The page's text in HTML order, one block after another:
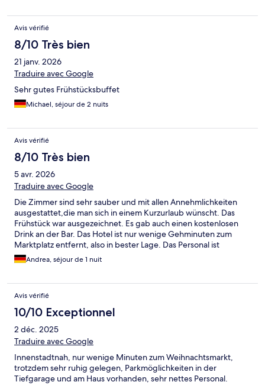
Avis vérifié
8/10 Très bien
21 janv. 2026
Traduire avec Google
Sehr gutes Frühstücksbuffet
Michael, séjour de 2 nuits
Avis vérifié
8/10 Très bien
5 avr. 2026
Traduire avec Google
Die Zimmer sind sehr sauber und mit allen Annehmlichkeiten
ausgestattet,die man sich in einem Kurzurlaub wünscht. Das
Frühstück war ausgezeichnet. Es gab auch einen kostenlosen
Drink an der Bar. Das Hotel ist nur wenige Gehminuten zum
Marktplatz entfernt, also in bester Lage. Das Personal ist
freundlich und hat für jeden ein offenes Ohr. Wir können das
Hotel zu 100% weiterempfehlen.
Andrea, séjour de 1 nuit
Avis vérifié
10/10 Exceptionnel
2 déc. 2025
Traduire avec Google
Innenstadtnah, nur wenige Minuten zum Weihnachtsmarkt,
trotzdem sehr ruhig gelegen, Parkmöglichkeiten in der
Tiefgarage und am Haus vorhanden, sehr nettes Personal.